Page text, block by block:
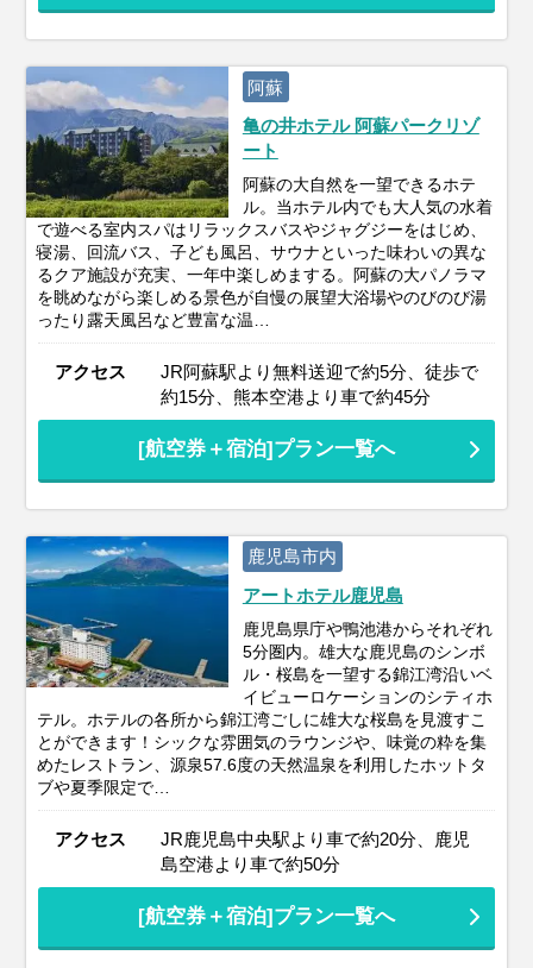
阿蘇
亀の井ホテル 阿蘇パークリゾ
ート
阿蘇の大自然を一望できるホテ
ル。当ホテル内でも大人気の水着
で遊べる室内スパはリラックスバスやジャグジーをはじめ、
寝湯、回流バス、子ども風呂、サウナといった味わいの異な
るクア施設が充実、一年中楽しめまする。阿蘇の大パノラマ
を眺めながら楽しめる景色が自慢の展望大浴場やのびのび湯
ったり露天風呂など豊富な温…
アクセス
JR阿蘇駅より無料送迎で約5分、徒歩で
約15分、熊本空港より車で約45分
[航空券＋宿泊]プラン一覧へ
鹿児島市内
アートホテル鹿児島
鹿児島県庁や鴨池港からそれぞれ
5分圏内。雄大な鹿児島のシンボ
ル・桜島を一望する錦江湾沿いベ
イビューロケーションのシティホ
テル。ホテルの各所から錦江湾ごしに雄大な桜島を見渡すこ
とができます！シックな雰囲気のラウンジや、味覚の粋を集
めたレストラン、源泉57.6度の天然温泉を利用したホットタ
ブや夏季限定で…
アクセス
JR鹿児島中央駅より車で約20分、鹿児
島空港より車で約50分
[航空券＋宿泊]プラン一覧へ